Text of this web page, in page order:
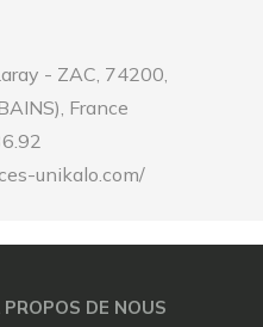
- ZAC, 74200,
France
unikalo.com/
DE NOUS